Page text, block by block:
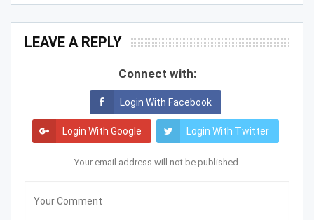
LEAVE A REPLY
Connect with:
Login With Facebook
Login With Google Login With Twitter
Your email address will not be published.